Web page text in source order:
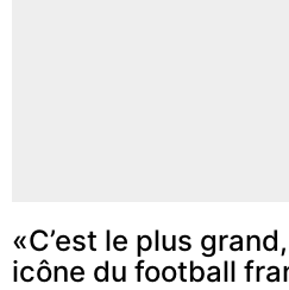
«C’est le plus
icône du football